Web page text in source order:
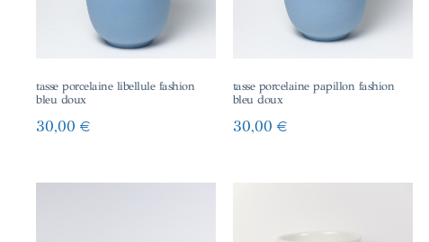
tasse porcelaine libellule fashion
bleu doux
30,00 €
tasse porcelaine papillon fashion
bleu doux
30,00 €